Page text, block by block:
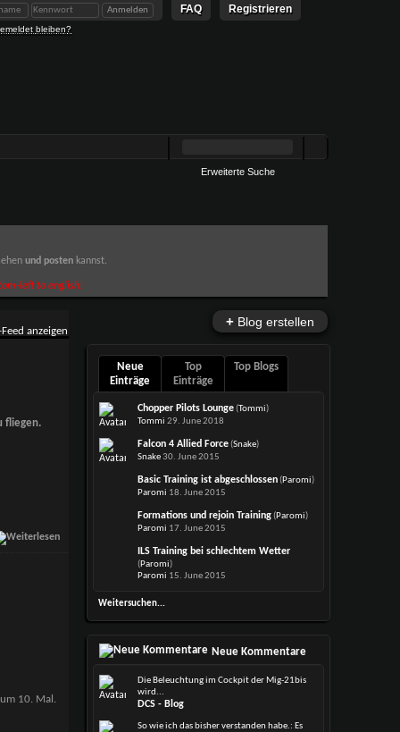
Registrieren
FAQ
bleiben?
Erweiterte Suche
und posten kannst.
left to english!
fliegen.
10. Mal.
+ Blog erstellen
Neue
Einträge
Top
Einträge
Top Blogs
Chopper Pilots Lounge(Tommi)
Tommi 29. June 2018
Falcon 4 Allied Force(Snake)
Snake30. June 2015
Basic Training ist abgeschlossen(Paromi)
Paromi 18. June 2015
Formations und rejoin Training(Paromi)
Paromi 17. June 2015
ILS Training bei schlechtem Wetter
(Paromi)
Paromi 15. June 2015
Weitersuchen...
Neue Kommentare
Die Beleuchtung im Cockpit der Mig-21bis
wird...
DCS - Blog
So wie ich das bisher verstanden habe.: Es